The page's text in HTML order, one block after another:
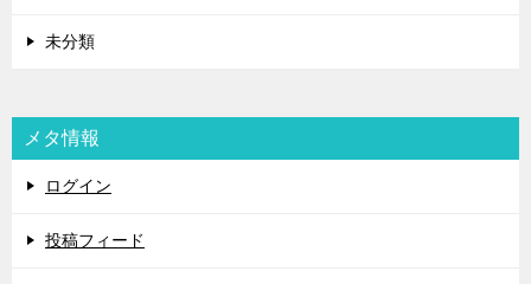
未分類
メタ情報
ログイン
投稿フィード